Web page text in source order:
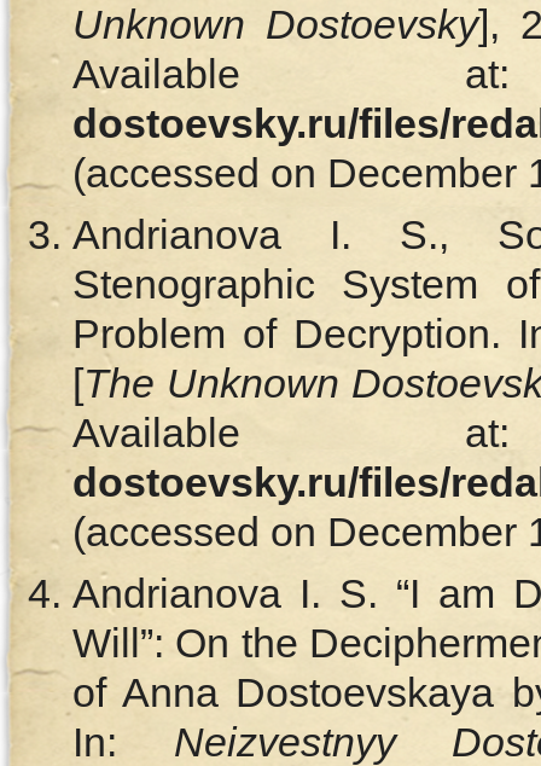
Unknown Dostoevsky],
dostoevsky.ru/files/
(accessed on December
Andrianova I. S.,
Stenographic System
Problem of Decryption.
[The Unknown
dostoevsky.ru/files/
(accessed on December
Andrianova I. S. “I am
Will”: On the
of Anna Dostoevskaya
In: Neizvestnyy